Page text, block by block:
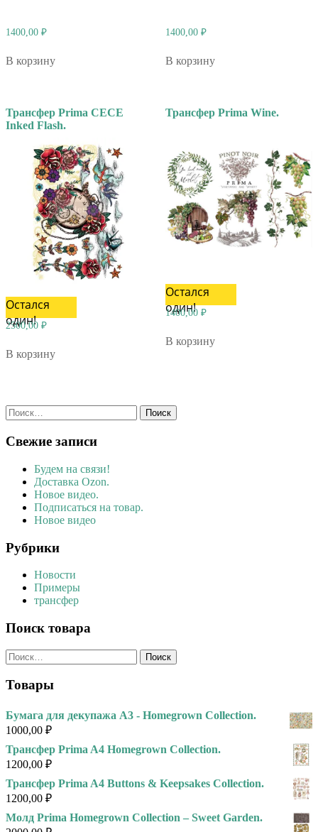
1400,00 ₽
В корзину
1400,00 ₽
В корзину
Трансфер Prima CECE
Inked Flash.
Остался
один!
2500,00 ₽
В корзину
Трансфер Prima Wine.
Остался
один!
1400,00 ₽
В корзину
Найти:
Свежие записи
Будем на связи!
Доставка Ozon.
Новое видео.
Подписаться на товар.
Новое видео
Рубрики
Новости
Примеры
трансфер
Поиск товара
Найти:
Товары
Бумага для декупажа А3 - Homegrown Collection.
1000,00 ₽
Трансфер Prima A4 Homegrown Collection.
1200,00 ₽
Трансфер Prima A4 Buttons & Keepsakes Collection.
1200,00 ₽
Молд Prima Homegrown Collection – Sweet Garden.